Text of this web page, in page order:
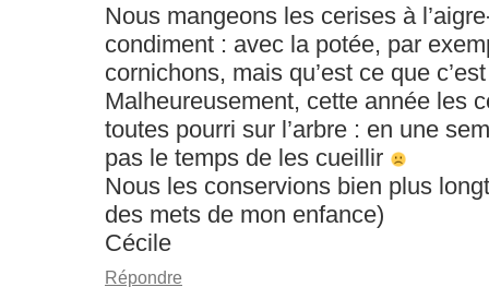
Nous mangeons les cerises à
condiment : avec la potée, par
cornichons, mais qu’est ce que
Malheureusement, cette année les
toutes pourri sur l’arbre : en une
pas le temps de les cueillir
Nous les conservions bien plus
des mets de mon enfance)
Cécile
Répondre